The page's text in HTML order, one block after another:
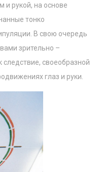
и рукой, на основе
тонко
В свою очередь
зрительно –
своеобразной
глаз и руки.